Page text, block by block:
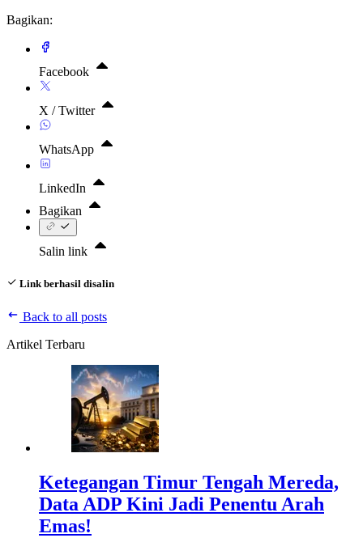
Bagikan:
Facebook
X / Twitter
WhatsApp
LinkedIn
Bagikan
Salin link
Link berhasil disalin
Back to all posts
Artikel Terbaru
Ketegangan Timur Tengah Mereda,
Data ADP Kini Jadi Penentu Arah
Emas!